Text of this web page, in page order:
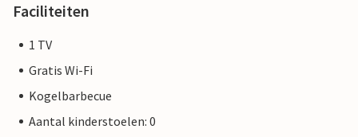
Faciliteiten
1 TV
Gratis Wi-Fi
Kogelbarbecue
Aantal kinderstoelen: 0